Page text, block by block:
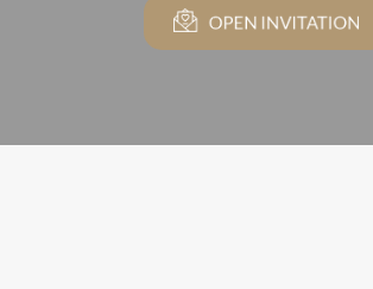
25 . 05 . 24